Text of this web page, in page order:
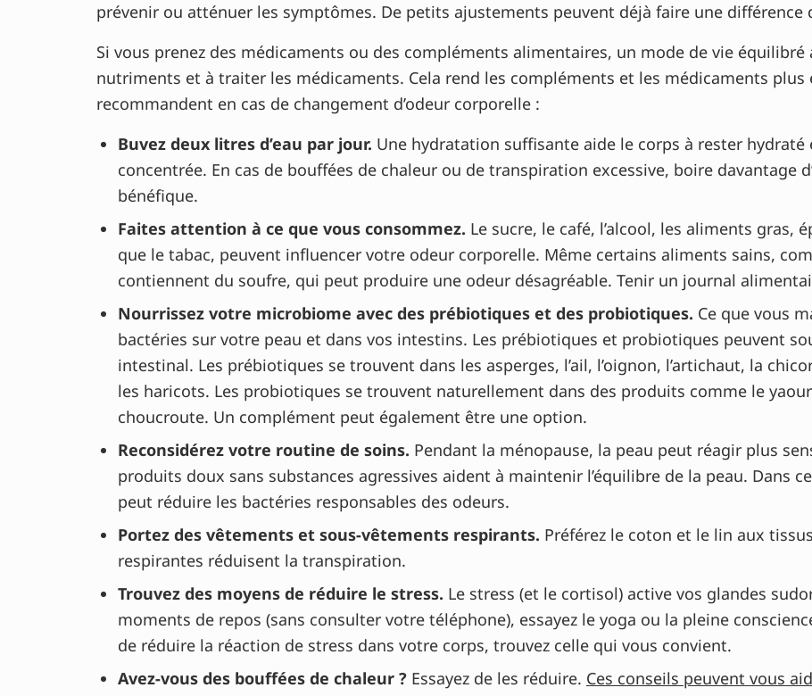
prévenir ou atténuer les symptômes. De petits ajustements peuvent déjà faire une différence
Si vous prenez des médicaments ou des compléments alimentaires, un mode de vie
nutriments et à traiter les médicaments. Cela rend les compléments et les médicaments plus
recommandent en cas de changement d’odeur corporelle :
Buvez deux litres d’eau par jour. Une hydratation suffisante aide le corps à rester
concentrée. En cas de bouffées de chaleur ou de transpiration excessive, boire davantage
bénéfique.
Faites attention à ce que vous consommez. Le sucre, le café, l’alcool, les aliments gras,
que le tabac, peuvent influencer votre odeur corporelle. Même certains aliments sains,
contiennent du soufre, qui peut produire une odeur désagréable. Tenir un journal
Nourrissez votre microbiome avec des prébiotiques et des probiotiques. Ce que vous
bactéries sur votre peau et dans vos intestins. Les prébiotiques et probiotiques peuvent
intestinal. Les prébiotiques se trouvent dans les asperges, l’ail, l’oignon, l’artichaut, la
les haricots. Les probiotiques se trouvent naturellement dans des produits comme le
choucroute. Un complément peut également être une option.
Reconsidérez votre routine de soins. Pendant la ménopause, la peau peut réagir plus
produits doux sans substances agressives aident à maintenir l’équilibre de la peau. Dans
peut réduire les bactéries responsables des odeurs.
Portez des vêtements et sous-vêtements respirants. Préférez le coton et le lin aux
respirantes réduisent la transpiration.
Trouvez des moyens de réduire le stress. Le stress (et le cortisol) active vos glandes
moments de repos (sans consulter votre téléphone), essayez le yoga ou la pleine
de réduire la réaction de stress dans votre corps, trouvez celle qui vous convient.
Avez-vous des bouffées de chaleur ? Essayez de les réduire. Ces conseils peuvent vous